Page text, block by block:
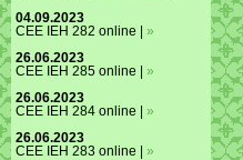
04.09.2023
CEE IEH 282 online | »
26.06.2023
CEE IEH 285 online | »
26.06.2023
CEE IEH 284 online | »
26.06.2023
CEE IEH 283 online | »